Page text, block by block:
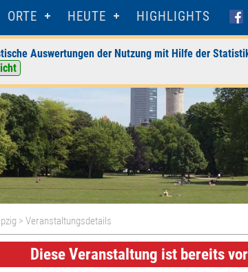
ORTE HEUTE HIGHLIGHTS
Auswertungen der Nutzung mit Hilfe der
> Veranstaltungsdetails
Diese Veranstaltung ist bereits